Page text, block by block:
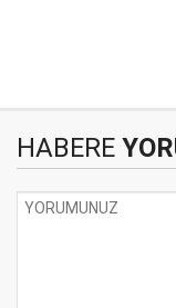
HABERE